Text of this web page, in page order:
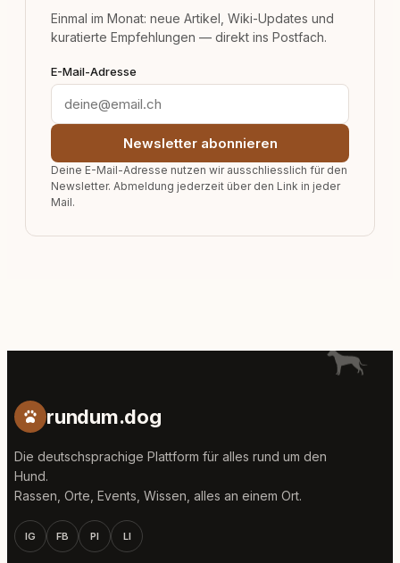
Einmal im Monat: neue Artikel, Wiki-Updates und
kuratierte Empfehlungen — direkt ins Postfach.
E-Mail-Adresse
Newsletter abonnieren
Deine E-Mail-Adresse nutzen wir ausschliesslich für den
Newsletter. Abmeldung jederzeit über den Link in jeder
Mail.
rundum.dog
Die deutschsprachige Plattform für alles rund um den
Hund.
Rassen, Orte, Events, Wissen, alles an einem Ort.
IG FB PI LI